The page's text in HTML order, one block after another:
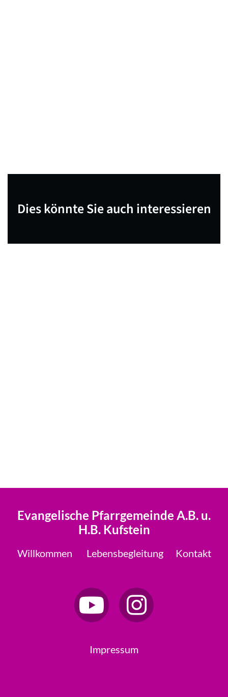
Dies könnte Sie auch interessieren
Evangelische Pfarrgemeinde A.B. u.
H.B. Kufstein
Willkommen Lebensbegleitung Kontakt
Impressum